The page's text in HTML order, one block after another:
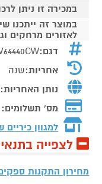
במכירה זו ניתן לרכוש עד 1
במוצר זה ייתכנו
לאזורים מרחקים
דגם:
אחריות:שנה
נותן האחריות:
מס' תשלומים:
למגוון
לצפייה
מחירון התקנות